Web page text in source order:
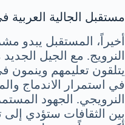
مستقبل الجالية العربية
أخيراً، المستقبل يبدو
النرويج. مع الجيل
يتلقون تعليمهم وينمون
في استمرار الاندماج
النرويجي. الجهود
بين الثقافات ستؤدي إلى